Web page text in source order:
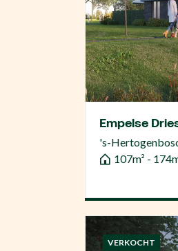
Empelse
's-
107m² -
VERKOCHT